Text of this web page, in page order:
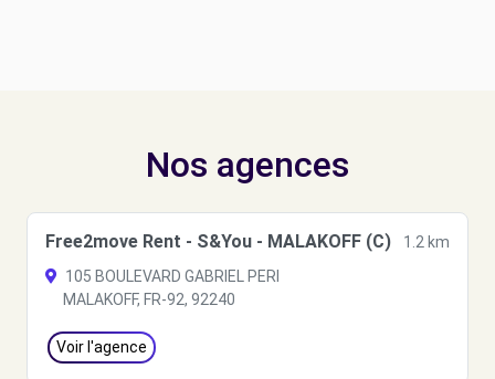
Nos agences
Free2move Rent - S&You - MALAKOFF (C)
1.2 km
105 BOULEVARD GABRIEL PERI
MALAKOFF, FR-92, 92240
Voir l'agence